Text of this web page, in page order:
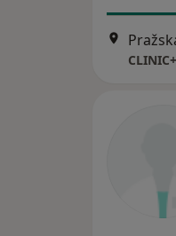
CLINIC+